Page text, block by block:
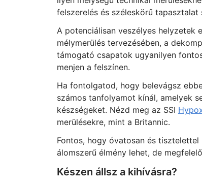
felszerelés és széleskörű tapasztalat
A potenciálisan veszélyes helyzetek
mélymerülés tervezésében, a
támogató csapatok ugyanilyen
menjen a felszínen.
Ha fontolgatod, hogy belevágsz
számos tanfolyamot kínál, amelyek
készségeket. Nézd meg az SSI
merülésekre, mint a Britannic.
Fontos, hogy óvatosan és
álomszerű élmény lehet, de
Készen állsz a kihívásra?